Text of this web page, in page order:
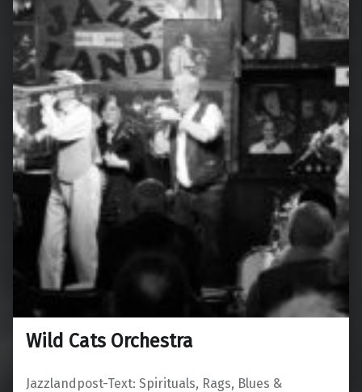
Wild Cats Orchestra
Jazzlandpost-Text: Spirituals, Rags, Blues &